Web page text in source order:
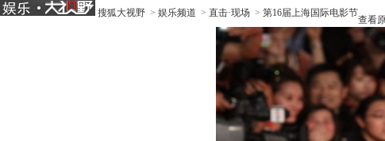
搜狐大视野 > 娱乐频道 > 直击·现场 > 第16届上海国际电影节
查看